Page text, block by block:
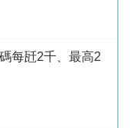
每瓩2千、最高2